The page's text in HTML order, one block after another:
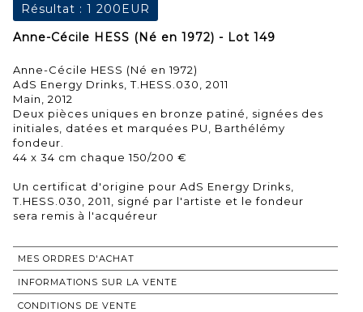
Résultat : 1 200EUR
Anne-Cécile HESS (Né en 1972) - Lot 149
Anne-Cécile HESS (Né en 1972)
AdS Energy Drinks, T.HESS.030, 2011
Main, 2012
Deux pièces uniques en bronze patiné, signées des
initiales, datées et marquées PU, Barthélémy
fondeur.
44 x 34 cm chaque 150/200 €
Un certificat d'origine pour AdS Energy Drinks,
T.HESS.030, 2011, signé par l'artiste et le fondeur
sera remis à l'acquéreur
MES ORDRES D'ACHAT
INFORMATIONS SUR LA VENTE
CONDITIONS DE VENTE